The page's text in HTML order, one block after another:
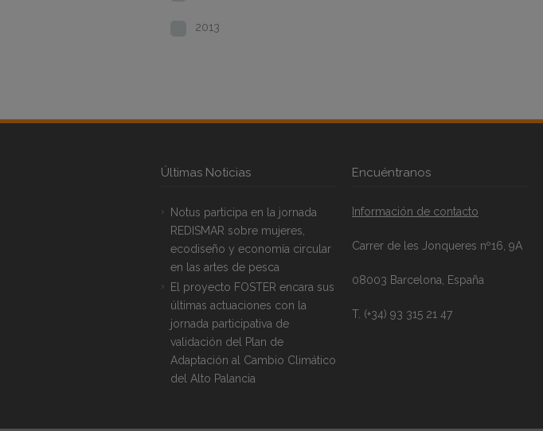
2013
Últimas Noticias
Notus participa en la jornada
REDISMAR sobre mujeres,
ecodiseño y economía circular
en las artes de pesca
El proyecto FOSTER encara sus
últimas actuaciones con la
jornada participativa de
validación del Plan de
Adaptación al Cambio Climático
del Alto Palancia
Encuéntranos
Información de contacto
Carrer de les Jonqueres nº16, 9A
08003 Barcelona, España
T. (+34) 93 315 21 47